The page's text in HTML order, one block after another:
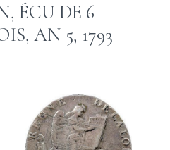
ÉCU DE 6
AN 5, 1793